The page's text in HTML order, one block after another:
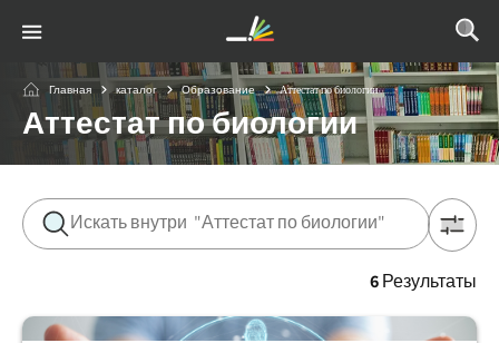
Главная каталог Образование Аттестат по биологии
Аттестат по биологии
6Результаты